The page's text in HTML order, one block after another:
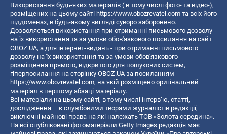
Використання будь-яких матеріалів ( в тому числі фото- та відео-),
розміщених на цьому сайті https://www.obozrevatel.com та всіх його
піддоменах, в будь-якому вигляді суворо заборонено.
Дозволяється використання при отриманні письмового дозволу
на їх використання та за умови обов'язкового посилання на сайт
OBOZ.UA, а для інтернет-видань - при отриманні письмового
дозволу на їх використання та за умови обов'язкового
розміщення прямого, відкритого для пошукових систем,
гіперпосилання на сторінку OBOZ.UA за посиланням
https://www.obozrevatel.com, на якій розміщено оригінальний
матеріал в першому абзаці матеріалу.
Всі матеріали на цьому сайті, в тому числі інтерв’ю, статті,
дослідження – є службовими творами журналістів редакції,
виключні майнові права на які належать ТОВ «Золота середина».
На всі опубліковані фотоматеріали Getty Images редакція має